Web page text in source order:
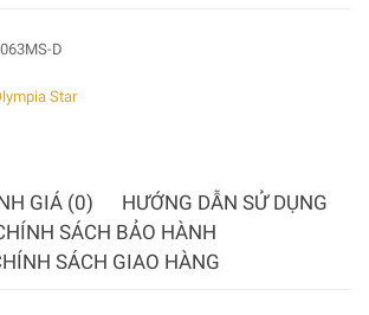
D
Star
GIÁ (0)
HƯỚNG DẪN SỬ DỤNG
SÁCH BẢO HÀNH
SÁCH GIAO HÀNG